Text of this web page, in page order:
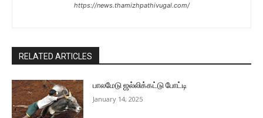
https://news.thamizhpathivugal.com/
RELATED ARTICLES
பாலமேடு ஜல்லிக்கட்டு போட்டி
January 14, 2025